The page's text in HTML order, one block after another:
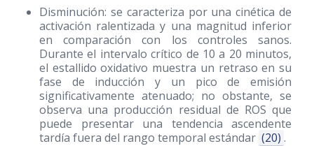
Disminución: se caracteriza por una cinética de
activación ralentizada y una magnitud inferior
en comparación con los controles sanos.
Durante el intervalo crítico de 10 a 20 minutos,
el estallido oxidativo muestra un retraso en su
fase de inducción y un pico de emisión
significativamente atenuado; no obstante, se
observa una producción residual de ROS que
puede presentar una tendencia ascendente
tardía fuera del rango temporal estándar (20) .